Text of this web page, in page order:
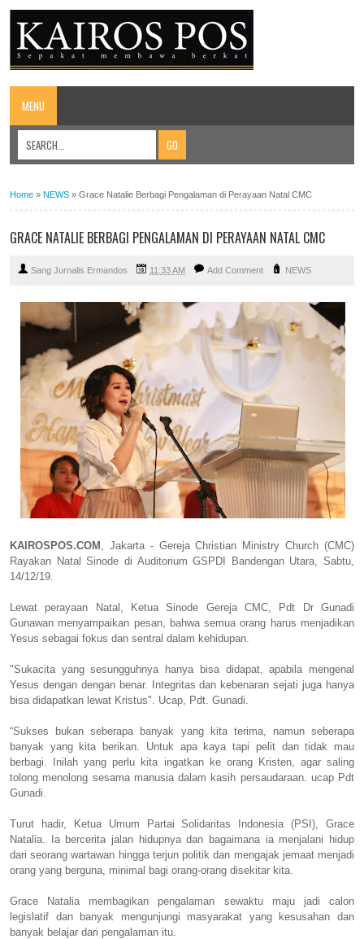
MENU
Home » NEWS » Grace Natalie Berbagi Pengalaman di Perayaan Natal CMC
GRACE NATALIE BERBAGI PENGALAMAN DI PERAYAAN NATAL CMC
Sang Jurnalis Ermandos 11:33 AM Add Comment NEWS
KAIROSPOS.COM , Jakarta - Gereja Christian Ministry Church (CMC)
Rayakan Natal Sinode di Auditorium GSPDI Bandengan Utara, Sabtu,
14/12/19.
Lewat perayaan Natal, Ketua Sinode Gereja CMC, Pdt Dr Gunadi
Gunawan menyampaikan pesan, bahwa semua orang harus menjadikan
Yesus sebagai fokus dan sentral dalam kehidupan.
"Sukacita yang sesungguhnya hanya bisa didapat, apabila mengenal
Yesus dengan dengan benar. Integritas dan kebenaran sejati juga hanya
bisa didapatkan lewat Kristus". Ucap, Pdt. Gunadi.
“Sukses bukan seberapa banyak yang kita terima, namun seberapa
banyak yang kita berikan. Untuk apa kaya tapi pelit dan tidak mau
berbagi. Inilah yang perlu kita ingatkan ke orang Kristen, agar saling
tolong menolong sesama manusia dalam kasih persaudaraan. ucap Pdt
Gunadi.
Turut hadir, Ketua Umum Partai Solidaritas Indonesia (PSI), Grace
Natalia. Ia bercerita jalan hidupnya dan bagaimana ia menjalani hidup
dari seorang wartawan hingga terjun politik dan mengajak jemaat menjadi
orang yang berguna, minimal bagi orang-orang disekitar kita.
Grace Natalia membagikan pengalaman sewaktu maju jadi calon
legislatif dan banyak mengunjungi masyarakat yang kesusahan dan
banyak belajar dari pengalaman itu.